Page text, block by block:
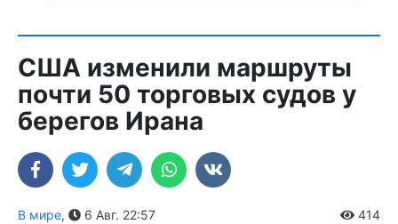
США изменили маршруты
почти 50 торговых судов у
берегов Ирана
В мире, 6 Авг. 22:57 414